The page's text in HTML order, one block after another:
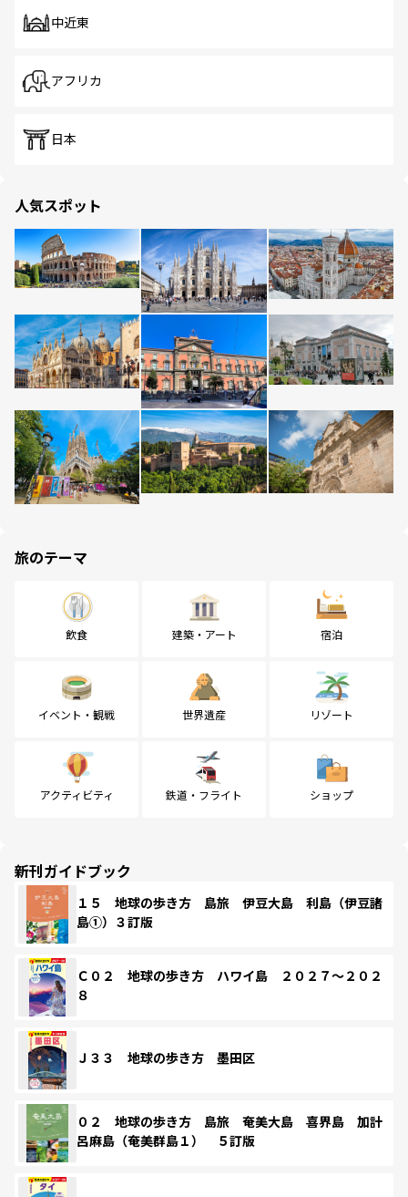
中近東
アフリカ
日本
人気スポット
旅のテーマ
飲食 建築・アート 宿泊
イベント・観戦 世界遺産 リゾート
アクティビティ 鉄道・フライト ショップ
新刊ガイドブック
１５ 地球の歩き方 島旅 伊豆大島 利島（伊豆諸
島①）３訂版
Ｃ０２ 地球の歩き方 ハワイ島 ２０２７～２０２
８
Ｊ３３ 地球の歩き方 墨田区
０２ 地球の歩き方 島旅 奄美大島 喜界島 加計
呂麻島（奄美群島１） ５訂版